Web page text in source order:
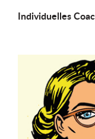
Individuelles